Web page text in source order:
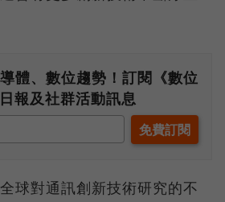
體、數位趨勢！訂閱《數位
報及社群活動訊息
球對通訊創新技術研究的不